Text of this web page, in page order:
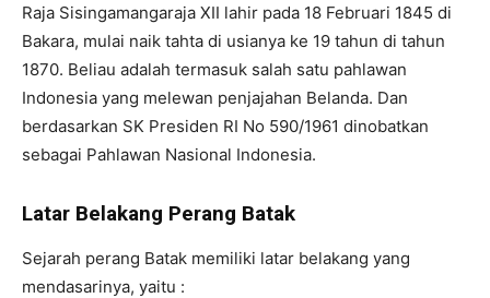
Raja Sisingamangaraja XII lahir pada 18 Februari 1845 di
Bakara, mulai naik tahta di usianya ke 19 tahun di tahun
1870. Beliau adalah termasuk salah satu pahlawan
Indonesia yang melewan penjajahan Belanda. Dan
berdasarkan SK Presiden RI No 590/1961 dinobatkan
sebagai Pahlawan Nasional Indonesia.
Latar Belakang Perang Batak
Sejarah perang Batak memiliki latar belakang yang
mendasarinya, yaitu :